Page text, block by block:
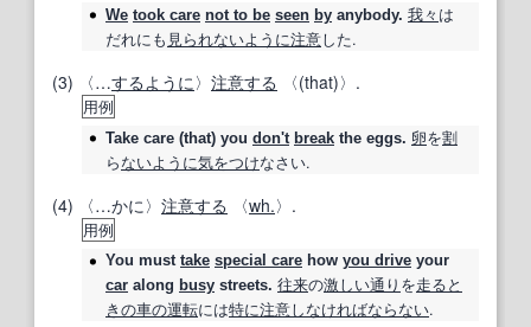
We took care not to be seen by anybody. 我々 は
だれにも 見られないように注意した.
(3) 〈…するように〉 注意する 〈(that)〉.
用例
Take care (that) you don't break the eggs. 卵を割
らないように気をつけなさい.
(4) 〈…かに〉 注意する 〈wh.〉.
用例
You must take special care how you drive your
car along busy streets. 往来の激しい通り を走ると
きの車の運転には特に注意しなければならない.